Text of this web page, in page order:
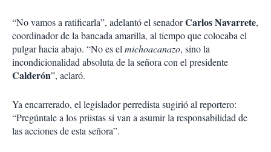
“No vamos a ratificarla”, adelantó el senadorCarlos Navarrete,
coordinador de la bancada amarilla, al tiempo que colocaba el
pulgar hacia abajo. “No es el michoacanazo, sino la
incondicionalidad absoluta de la señora con el presidente
Calderón”, aclaró.
Ya encarrerado, el legislador perredista sugirió al reportero:
“Pregúntale a los priistas si van a asumir la responsabilidad de
las acciones de esta señora”.